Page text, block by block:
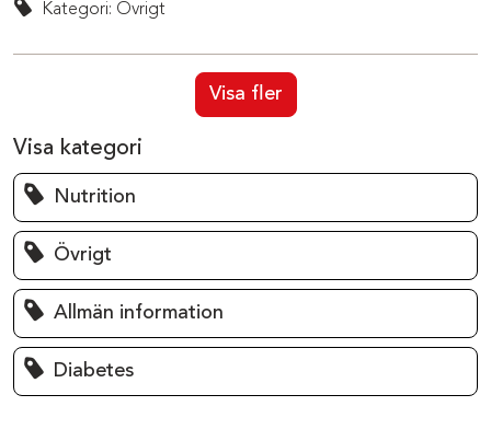
Kategori: Övrigt
Visa fler
Visa kategori
Nutrition
Övrigt
Allmän information
Diabetes